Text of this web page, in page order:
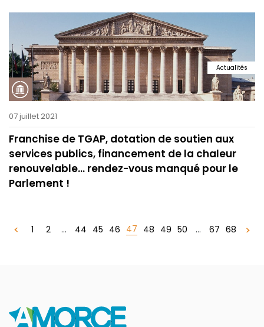
Actualités
07 juillet 2021
Franchise de TGAP, dotation de soutien aux
services publics, financement de la chaleur
renouvelable... rendez-vous manqué pour le
Parlement !
1 2 ... 44 45 46 47 48 49 50 ... 67 68